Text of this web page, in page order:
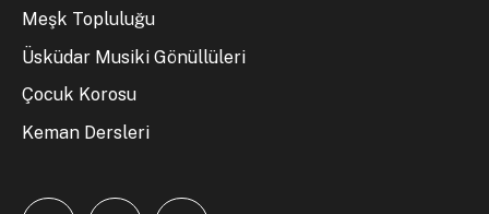
Meşk Topluluğu
Üsküdar Musiki Gönüllüleri
Çocuk Korosu
Keman Dersleri